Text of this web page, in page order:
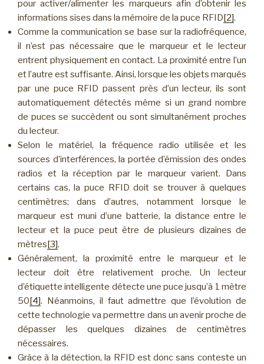
pour activer/alimenter les marqueurs afin d’obtenir les
informations sises dans la mémoire de la puce RFID[2].
Comme la communication se base sur la radiofréquence,
il n’est pas nécessaire que le marqueur et le lecteur
entrent physiquement en contact. La proximité entre l’un
et l’autre est suffisante. Ainsi, lorsque les objets marqués
par une puce RFID passent près d’un lecteur, ils sont
automatiquement détectés même si un grand nombre
de puces se succèdent ou sont simultanément proches
du lecteur.
Selon le matériel, la fréquence radio utilisée et les
sources d’interférences, la portée d’émission des ondes
radios et la réception par le marqueur varient. Dans
certains cas, la puce RFID doit se trouver à quelques
centimètres; dans d’autres, notamment lorsque le
marqueur est muni d’une batterie, la distance entre le
lecteur et la puce peut être de plusieurs dizaines de
mètres[3].
Généralement, la proximité entre le marqueur et le
lecteur doit être relativement proche. Un lecteur
d’étiquette intelligente détecte une puce jusqu’à 1 mètre
50[4]. Néanmoins, il faut admettre que l’évolution de
cette technologie va permettre dans un avenir proche de
dépasser les quelques dizaines de centimètres
nécessaires.
Grâce à la détection, la RFID est donc sans conteste un